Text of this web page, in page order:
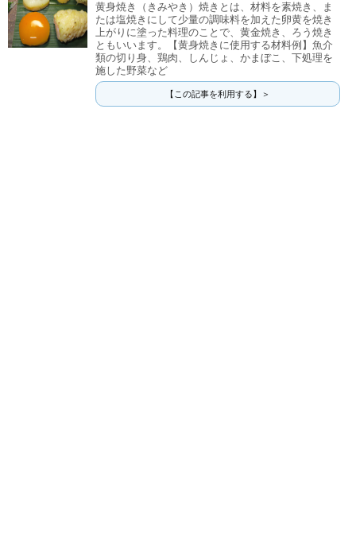
黄身焼き（きみやき）焼きとは、材料を素焼き、ま
たは塩焼きにして少量の調味料を加えた卵黄を焼き
上がりに塗った料理のことで、黄金焼き、ろう焼き
ともいいます。【黄身焼きに使用する材料例】魚介
類の切り身、鶏肉、しんじょ、かまぼこ、下処理を
施した野菜など
【この記事を利用する】＞